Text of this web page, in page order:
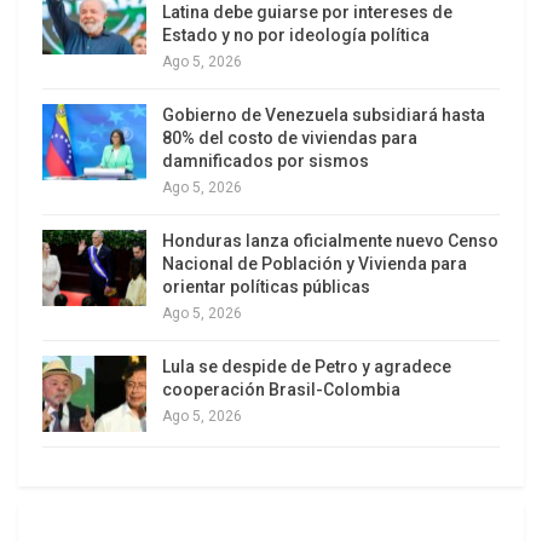
diseño que adoptaron la mayoría de los países de
la región.
Por supuesto que el juicio político reviste un
carácter excepcional y, a diferencia de los golpes
de Estado, no produce un quiebre del orden
Latina debe guiarse por intereses de
Estado y no por ideología política
Ago 5, 2026
Gobierno de Venezuela subsidiará hasta
80% del costo de viviendas para
damnificados por sismos
Ago 5, 2026
Honduras lanza oficialmente nuevo Censo
Nacional de Población y Vivienda para
orientar políticas públicas
Ago 5, 2026
Lula se despide de Petro y agradece
cooperación Brasil-Colombia
Ago 5, 2026